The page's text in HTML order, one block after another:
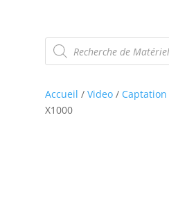
Recherche
de
produits
Accueil / Video/ Captation
X1000